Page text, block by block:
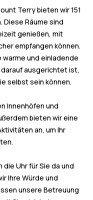
Terry bieten wir 151
Räume sind
genießen, mit
empfangen können.
warme und einladende
ausgerichtet ist,
selbst sein können.
Innenhöfen und
bieten wir eine
an, um Ihr
Uhr für Sie da und
Ihre Würde und
unsere Betreuung